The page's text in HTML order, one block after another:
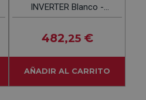
INVERTER Blanco -
Lavadora Carga Frontal
10KG 1400RPM
482,25 €
AÑADIR AL CARRITO